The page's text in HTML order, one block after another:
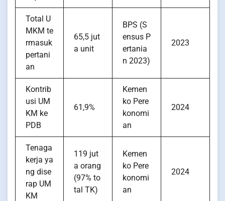
Total U
MKM te
rmasuk
pertani
an
65,5 jut
a unit
BPS (S
ensus P
ertania
n 2023)
2023
Kontrib
usi UM
KM ke
PDB
61,9%
Kemen
ko Pere
konomi
an
2024
Tenaga
kerja ya
ng dise
rap UM
KM
119 jut
a orang
(97% to
tal TK)
Kemen
ko Pere
konomi
an
2024